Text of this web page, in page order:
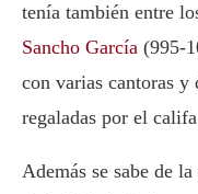
tenía también entre
Sancho García (995-
con varias cantoras y
regaladas por el
Además se sabe de